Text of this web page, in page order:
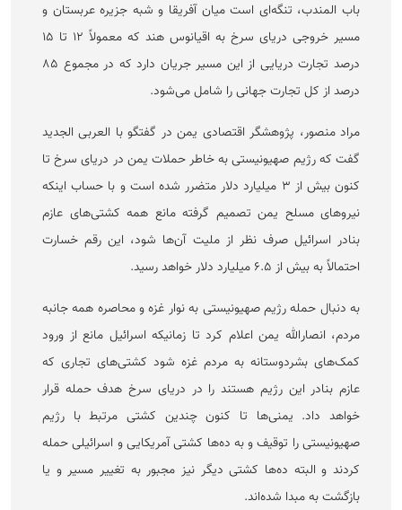
باب المندب، تنگه‌ای است میان آفریقا و شبه جزیره عربستان و
مسیر خروجی دریای سرخ به اقیانوس هند که معمولاً ۱۲ تا ۱۵
درصد تجارت دریایی از این مسیر جریان دارد که در مجموع ۸۵
درصد از کل تجارت جهانی را شامل می‌شود.
مراد منصور، پژوهشگر اقتصادی یمن در گفتگو با العربی الجدید
گفت که رژیم صهیونیستی به خاطر حملات یمن در دریای سرخ تا
کنون بیش از ۳ میلیارد دلار متضرر شده است و با حساب اینکه
نیرو‌های مسلح یمن تصمیم گرفته مانع همه کشتی‌های عازم
بنادر اسرائیل صرف نظر از ملیت آن‌ها شود، این رقم خسارت
احتمالاً به بیش از ۶.۵ میلیارد دلار خواهد رسید.
به دنبال حمله رژیم صهیونیستی به نوار غزه و محاصره همه جانبه
مردم، انصارالله یمن اعلام کرد تا زمانیکه اسرائیل مانع از ورود
کمک‌های بشردوستانه به مردم غزه شود کشتی‌های تجاری که
عازم بنادر این رژیم هستند را در دریای سرخ هدف حمله قرار
خواهد داد. یمنی‌ها تا کنون چندین کشتی مرتبط با رژیم
صهیونیستی را توقیف و به ده‌ها کشتی آمریکایی و اسرائیلی حمله
کردند و البته ده‌ها کشتی دیگر نیز مجبور به تغییر مسیر و یا
بازگشت به مبدا شده‌اند.